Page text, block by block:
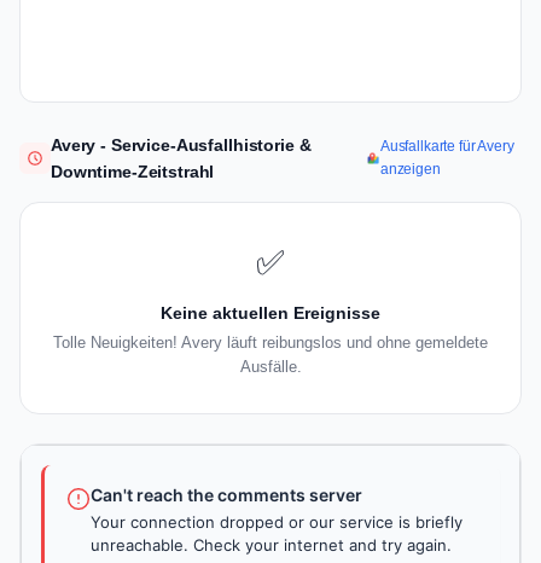
Avery - Service-Ausfallhistorie &
Downtime-Zeitstrahl
Ausfallkarte für Avery
anzeigen
✅
Keine aktuellen Ereignisse
Tolle Neuigkeiten! Avery läuft reibungslos und ohne gemeldete
Ausfälle.
Can't reach the comments server
Your connection dropped or our service is briefly
unreachable. Check your internet and try again.